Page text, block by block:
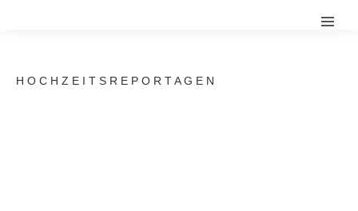
H O C H Z E I T S R E P O R T A G E N